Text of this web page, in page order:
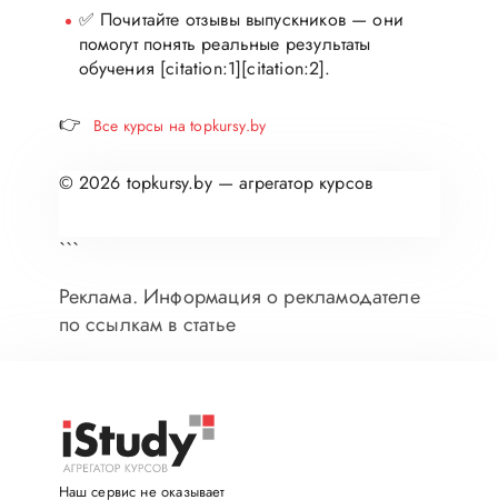
✅ Почитайте отзывы выпускников — они
помогут понять реальные результаты
обучения [citation:1][citation:2].
👉 Все курсы на topkursy.by
© 2026 topkursy.by — агрегатор курсов
```
Реклама. Информация о рекламодателе
по ссылкам в статье
Наш сервис не оказывает